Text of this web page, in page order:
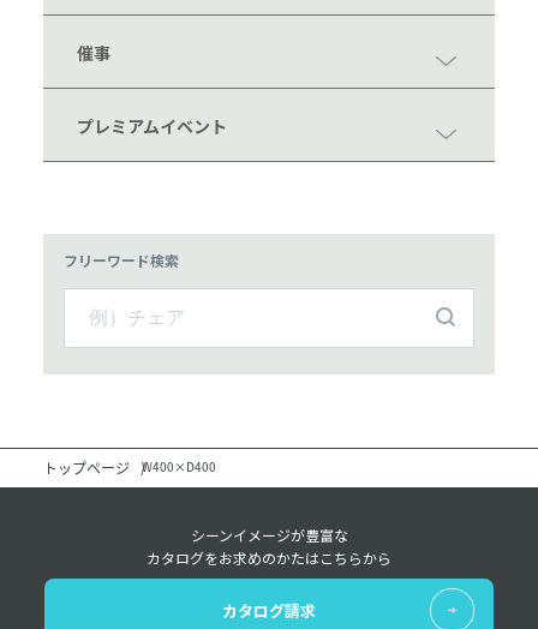
催事
プレミアムイベント
フリーワード検索
トップページ W400×D400
シーンイメージが豊富な
カタログをお求めのかたはこちらから
カタログ請求